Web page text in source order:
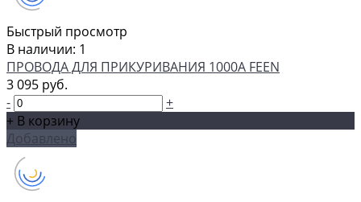
Быстрый просмотр
В наличии: 1
ПРОВОДА ДЛЯ ПРИКУРИВАНИЯ 1000А FEEN
3 095 руб.
-
+
+ В корзину
Добавлено